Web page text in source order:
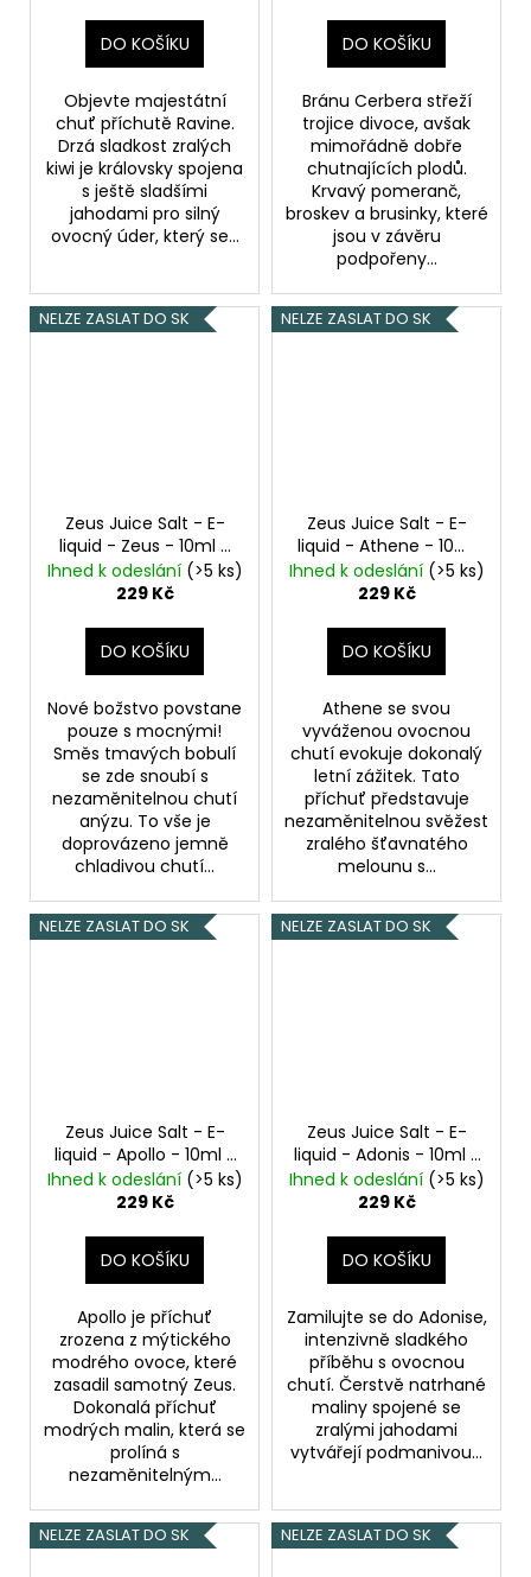
DO KOŠÍKU
Objevte majestátní
chuť příchutě Ravine.
Drzá sladkost zralých
kiwi je královsky spojena
s ještě sladšími
jahodami pro silný
ovocný úder, který se...
DO KOŠÍKU
Bránu Cerbera střeží
trojice divoce, avšak
mimořádně dobře
chutnajících plodů.
Krvavý pomeranč,
broskev a brusinky, které
jsou v závěru
podpořeny...
NELZE ZASLAT DO SK
Zeus Juice Salt - E-
liquid - Zeus - 10ml -
20mg
Ihned k odeslání (>5 ks)
229 Kč
DO KOŠÍKU
Nové božstvo povstane
pouze s mocnými!
Směs tmavých bobulí
se zde snoubí s
nezaměnitelnou chutí
anýzu. To vše je
doprovázeno jemně
chladivou chutí...
NELZE ZASLAT DO SK
Zeus Juice Salt - E-
liquid - Athene - 10ml
- 20mg
Ihned k odeslání (>5 ks)
229 Kč
DO KOŠÍKU
Athene se svou
vyváženou ovocnou
chutí evokuje dokonalý
letní zážitek. Tato
příchuť představuje
nezaměnitelnou svěžest
zralého šťavnatého
melounu s...
NELZE ZASLAT DO SK
Zeus Juice Salt - E-
liquid - Apollo - 10ml -
20mg
Ihned k odeslání (>5 ks)
229 Kč
DO KOŠÍKU
Apollo je příchuť
zrozena z mýtického
modrého ovoce, které
zasadil samotný Zeus.
Dokonalá příchuť
modrých malin, která se
prolíná s
nezaměnitelným...
NELZE ZASLAT DO SK
Zeus Juice Salt - E-
liquid - Adonis - 10ml -
20mg
Ihned k odeslání (>5 ks)
229 Kč
DO KOŠÍKU
Zamilujte se do Adonise,
intenzivně sladkého
příběhu s ovocnou
chutí. Čerstvě natrhané
maliny spojené se
zralými jahodami
vytvářejí podmanivou...
NELZE ZASLAT DO SK NELZE ZASLAT DO SK